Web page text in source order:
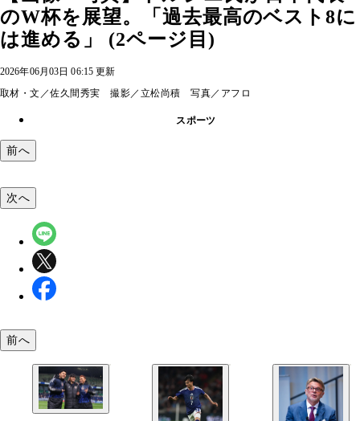
のW杯を展望。「過去最高のベスト8に
は進める」 (2ページ目)
2026年06月03日 06:15 更新
取材・文／佐久間秀実 撮影／立松尚積 写真／アフロ
スポーツ
前へ
次へ
前へ